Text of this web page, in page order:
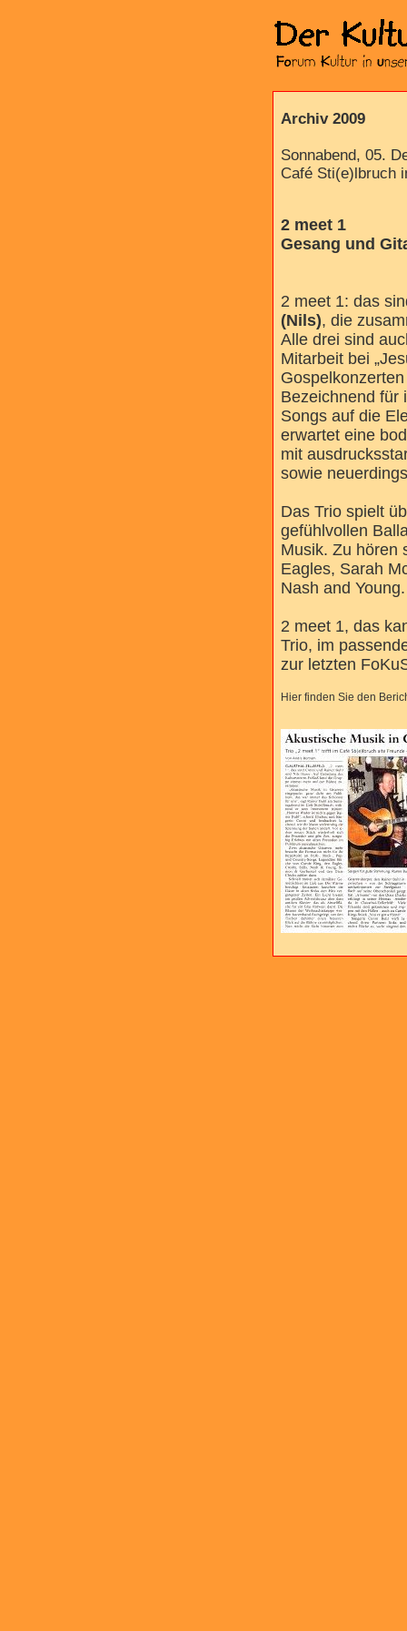
Archiv 2009
Sonnabend, 05.
Café Sti(e)lbruch
2 meet 1
Gesang und
2 meet 1: das
(Nils), die
Alle drei sind
Mitarbeit bei
Gospelkonzerten
Bezeichnend für
Songs auf die
erwartet eine
mit
sowie
Das Trio spielt
gefühlvollen
Musik. Zu hören
Eagles, Sarah
Nash and Young.
2 meet 1, das
Trio, im
zur letzten
Hier finden Sie den